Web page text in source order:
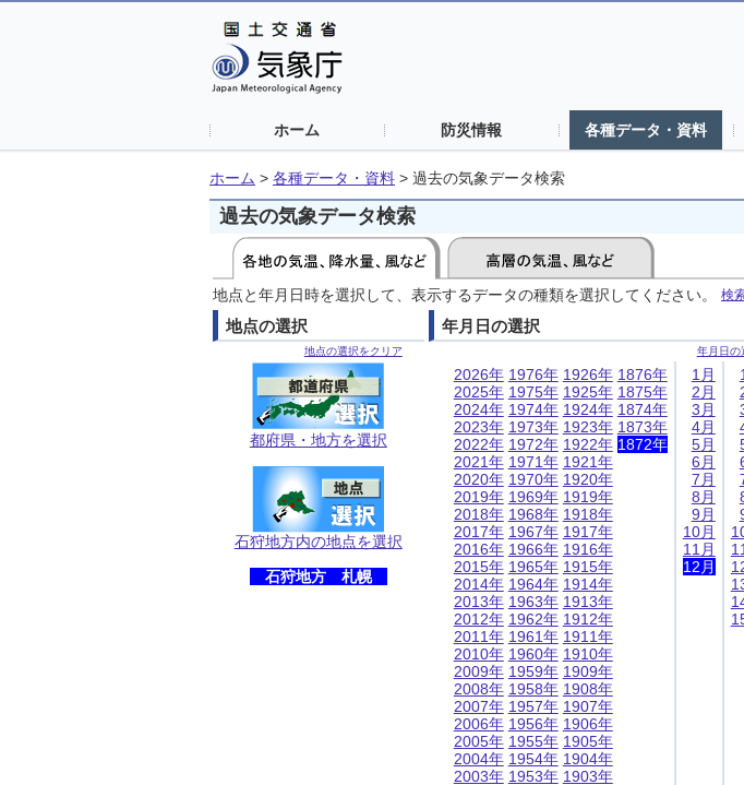
ホーム 防災情報 各種データ・資料
ホーム > 各種データ・資料 > 過去の気象データ検索
過去の気象データ検索
地点と年月日時を選択して、表示するデータの種類を選択してください。 検
地点の選択
地点の選択をクリア
都府県・地方を選択
石狩地方内の地点を選択
石狩地方 札幌
年月日の選択
年月日の
2026年
2025年
2024年
2023年
2022年
2021年
2020年
2019年
2018年
2017年
2016年
2015年
2014年
2013年
2012年
2011年
2010年
2009年
2008年
2007年
2006年
2005年
2004年
2003年
1976年
1975年
1974年
1973年
1972年
1971年
1970年
1969年
1968年
1967年
1966年
1965年
1964年
1963年
1962年
1961年
1960年
1959年
1958年
1957年
1956年
1955年
1954年
1953年
1926年
1925年
1924年
1923年
1922年
1921年
1920年
1919年
1918年
1917年
1916年
1915年
1914年
1913年
1912年
1911年
1910年
1909年
1908年
1907年
1906年
1905年
1904年
1903年
1876年
1875年
1874年
1873年
1872年
1月
2月
3月
4月
5月
6月
7月
8月
9月
10月
11月
12月